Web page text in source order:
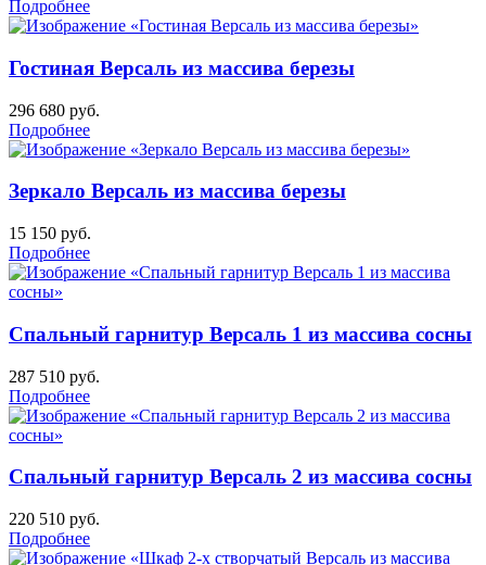
Подробнее
Гостиная Версаль из массива березы
296 680 руб.
Подробнее
Зеркало Версаль из массива березы
15 150 руб.
Подробнее
Спальный гарнитур Версаль 1 из массива сосны
287 510 руб.
Подробнее
Спальный гарнитур Версаль 2 из массива сосны
220 510 руб.
Подробнее